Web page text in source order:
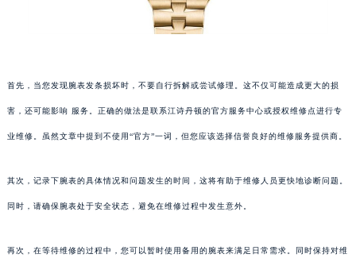
首先，当您发现腕表发条损坏时，不要自行拆解或尝试修理。这不仅可能造成更大的损
害，还可能影响 服务。正确的做法是联系江诗丹顿的官方服务中心或授权维修点进行专
业维修。虽然文章中提到不使用“官方”一词，但您应该选择信誉良好的维修服务提供商。
其次，记录下腕表的具体情况和问题发生的时间，这将有助于维修人员更快地诊断问题。
同时，请确保腕表处于安全状态，避免在维修过程中发生意外。
再次，在等待维修的过程中，您可以暂时使用备用的腕表来满足日常需求。同时保持对维